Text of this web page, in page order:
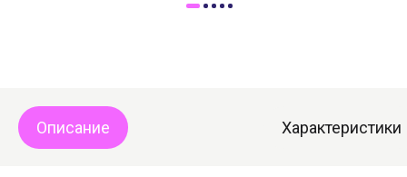
Описание Характеристики